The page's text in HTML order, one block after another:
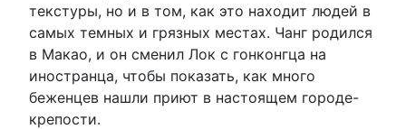
текстуры, но и в том, как это находит людей в
самых темных и грязных местах. Чанг родился
в Макао, и он сменил Лок с гонконгца на
иностранца, чтобы показать, как много
беженцев нашли приют в настоящем городе-
крепости.